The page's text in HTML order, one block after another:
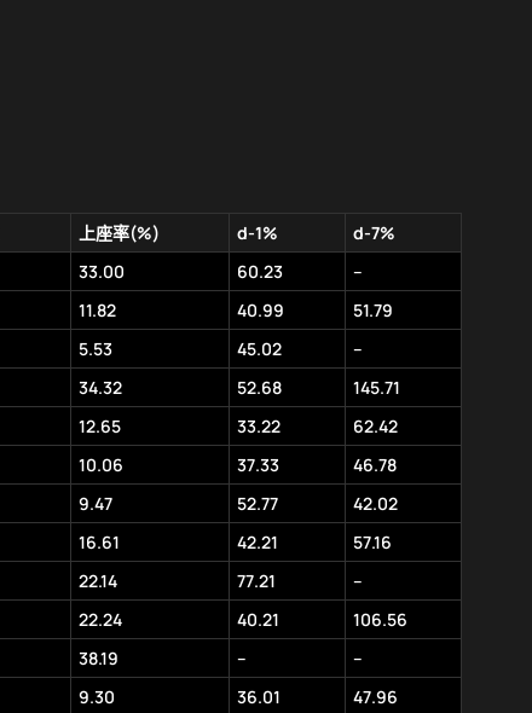
上座率(%) d-1%
d-7%
33.00 60.23
–
11.82 40.99
51.79
5.53 45.02
–
34.32 52.68
145.71
12.65 33.22
62.42
10.06 37.33
46.78
9.47 52.77
42.02
16.61 42.21
57.16
22.14 77.21
–
22.24 40.21
106.56
38.19 –
–
9.30 36.01
47.96